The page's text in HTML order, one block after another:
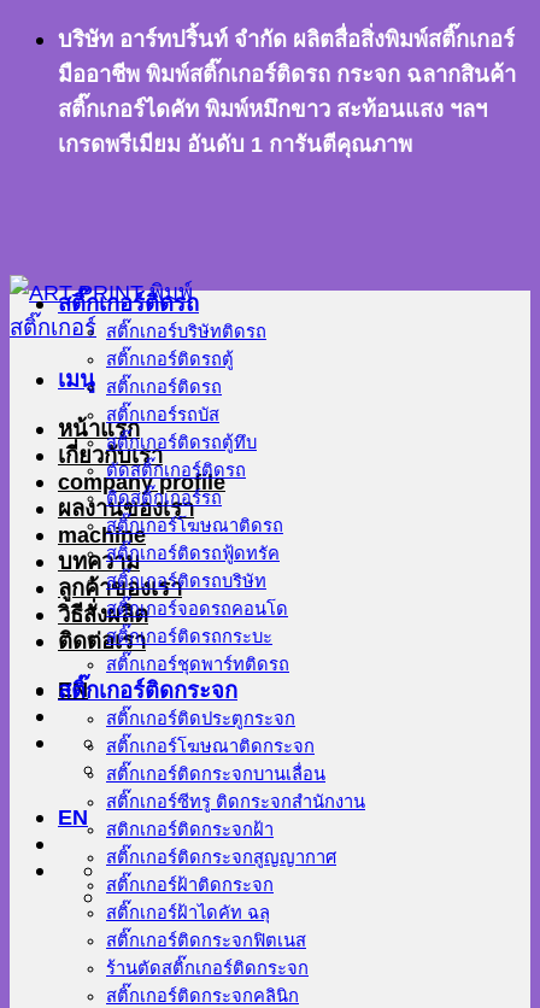
ข้าม
เนื้อหา
บริษัท อาร์ทปริ้นท์ จำกัด ผลิตสื่อสิ่งพิมพ์สติ๊กเกอร์
มืออาชีพ พิมพ์สติ๊กเกอร์ติดรถ กระจก ฉลากสินค้า
สติ๊กเกอร์ไดคัท พิมพ์หมึกขาว สะท้อนแสง ฯลฯ
เกรดพรีเมียม อันดับ 1 การันตีคุณภาพ
เมนู
หน้าแรก
เกี่ยวกับเรา
company profile
ผลงานของเรา
machine
บทความ
ลูกค้าของเรา
วิธีสั่งผลิต
ติดต่อเรา
EN
EN
สติ๊กเกอร์ติดรถ
สติ๊กเกอร์บริษัทติดรถ
สติ๊กเกอร์ติดรถตู้
สติ๊กเกอร์ติดรถ
สติ๊กเกอร์รถบัส
สติ๊กเกอร์ติดรถตู้ทึบ
ตัดสติ๊กเกอร์ติดรถ
ติดสติ๊กเกอร์รถ
สติ๊กเกอร์โฆษณาติดรถ
สติ๊กเกอร์ติดรถฟู้ดทรัค
สติ๊กเกอร์ติดรถบริษัท
สติ๊กเกอร์จอดรถคอนโด
สติ๊กเกอร์ติดรถกระบะ
สติ๊กเกอร์ชุดพาร์ทติดรถ
สติ๊กเกอร์ติดกระจก
สติ๊กเกอร์ติดประตูกระจก
สติ๊กเกอร์โฆษณาติดกระจก
สติ๊กเกอร์ติดกระจกบานเลื่อน
สติ๊กเกอร์ซีทรู ติดกระจกสำนักงาน
สติกเกอร์ติดกระจกฝ้า
สติ๊กเกอร์ติดกระจกสูญญากาศ
สติ๊กเกอร์ฝ้าติดกระจก
สติ๊กเกอร์ฝ้าไดคัท ฉลุ
สติ๊กเกอร์ติดกระจกฟิตเนส
ร้านตัดสติ๊กเกอร์ติดกระจก
สติ๊กเกอร์ติดกระจกคลินิก